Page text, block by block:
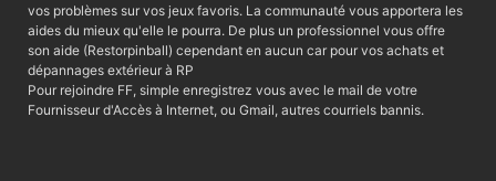
vos problèmes sur vos jeux favoris. La communauté vous apportera les
aides du mieux qu'elle le pourra. De plus un professionnel vous offre
son aide (Restorpinball) cependant en aucun car pour vos achats et
dépannages extérieur à RP
Pour rejoindre FF, simple enregistrez vous avec le mail de votre
Fournisseur d'Accès à Internet, ou Gmail, autres courriels bannis.